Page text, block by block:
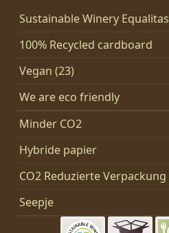
Sustainable Winery Equalitas
100% Recycled cardboard
Vegan (23)
We are eco friendly
Minder CO2
Hybride papier
CO2 Reduzierte Verpackung
Seepje